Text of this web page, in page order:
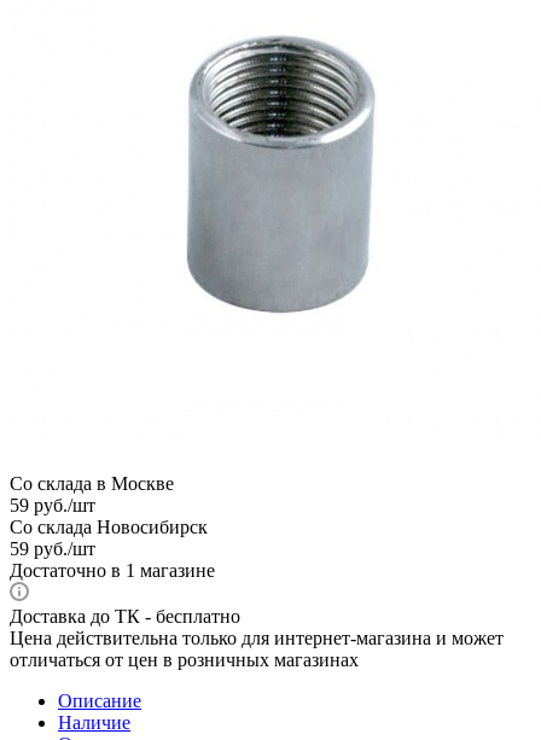
Со склада в Москве
59 руб./шт
Со склада Новосибирск
59 руб./шт
Достаточно в 1 магазине
Доставка до ТК - бесплатно
Цена действительна только для интернет-магазина и может
отличаться от цен в розничных магазинах
Описание
Наличие